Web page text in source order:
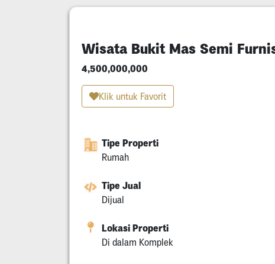
Wisata Bukit Mas Semi
4,500,000,000
Klik untuk Favorit
Tipe Properti
Rumah
Tipe Jual
Dijual
Lokasi Properti
Di dalam Komplek